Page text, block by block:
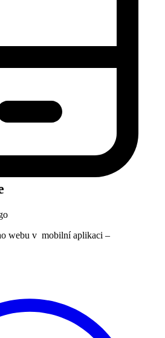
webu v mobilní aplikaci –